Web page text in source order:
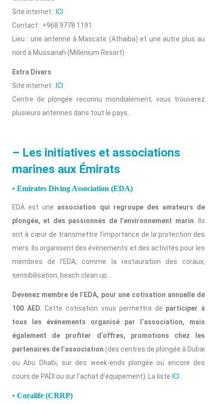
Site internet : ICI
Contact : +968 9778 1191
Lieu : une antenne à Mascate (Athaiba) et une autre plus au
nord à Mussanah (Millenium Resort)
Extra Divers
Site internet : ICI
Centre de plongée reconnu mondialement, vous trouverez
plusieurs antennes dans tout le pays.
– Les initiatives et associations
marines aux Émirats
• Emirates Diving Association (EDA)
EDA est une association qui regroupe des amateurs de
plongée, et des passionnés de l’environnement marin. Ils
ont à cœur de transmettre l’importance de la protection des
mers. Ils organisent des événements et des activités pour les
membres de l’EDA, comme la restauration des coraux,
sensibilisation, beach clean up…
Devenez membre de l’EDA, pour une cotisation annuelle de
100 AED. Cette cotisation vous permettra de participer à
tous les événements organisé par l’association, mais
également de profiter d’offres, promotions chez les
partenaires de l’association (des centres de plongée à Dubai
ou Abu Dhabi, sur des week-ends plongée ou encore des
cours de PADI ou sur l’achat d’équipement). La liste ICI .
• Coralife (CRRP)